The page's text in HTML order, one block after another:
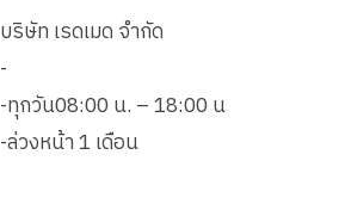
บริษัท เรดเมด จำกัด
-
-ทุกวัน08:00 น. – 18:00 น
-ล่วงหน้า 1 เดือน